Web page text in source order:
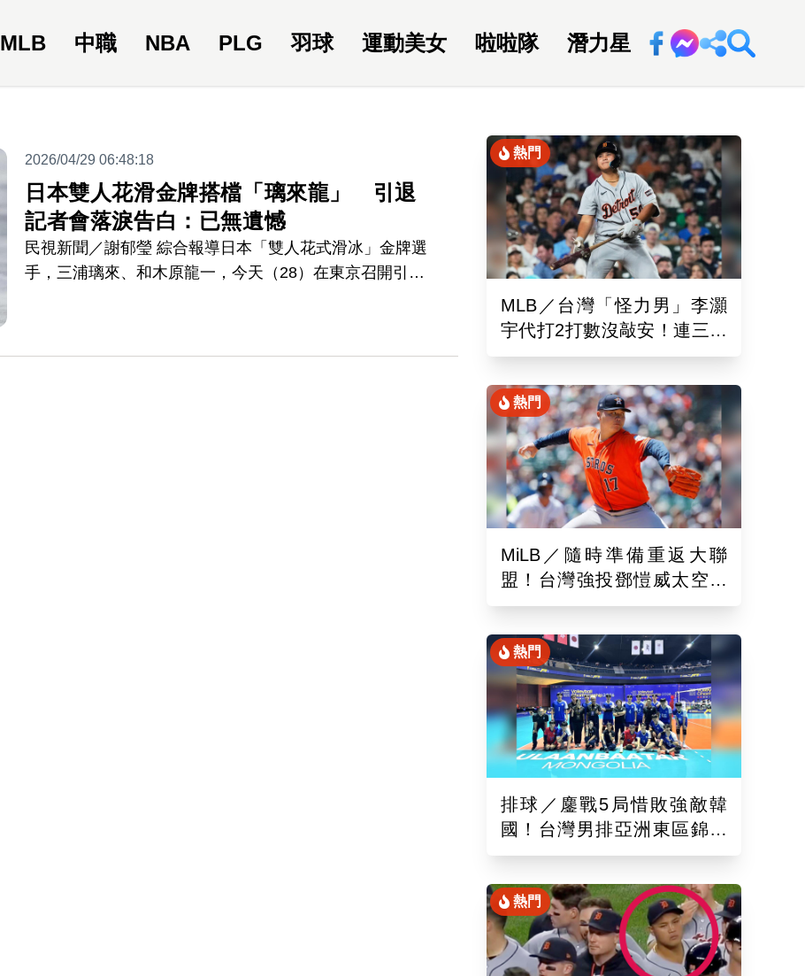
MLB 中職 NBA PLG 羽球 運動美女 啦啦隊 潛力星 回新聞網
2026/04/29 06:48:18
日本雙人花滑金牌搭檔「璃來龍」 引退
記者會落淚告白：已無遺憾
民視新聞／謝郁瑩 綜合報導日本「雙人花式滑冰」金牌選
手，三浦璃來、和木原龍一，今天（28）在東京召開引退
熱門
MLB／台灣「怪力男」李灝
宇代打2打數沒敲安！連三場
坐板凳 老虎11:0完封水手
熱門
MiLB／隨時準備重返大聯
盟！台灣強投鄧愷威太空人
3A登板後援1.2局飆3K
熱門
排球／鏖戰5局惜敗強敵韓
國！台灣男排亞洲東區錦標
賽下場與日本交手拚晉4強戰
熱門